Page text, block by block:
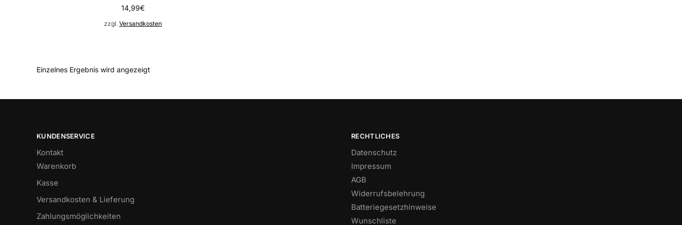
14,99€
zzgl. Versandkosten
Einzelnes Ergebnis wird angezeigt
KUNDENSERVICE
Kontakt
Warenkorb
Kasse
Versandkosten & Lieferung
Zahlungsmöglichkeiten
RECHTLICHES
Datenschutz
Impressum
AGB
Widerrufsbelehrung
Batteriegesetzhinweise
Wunschliste